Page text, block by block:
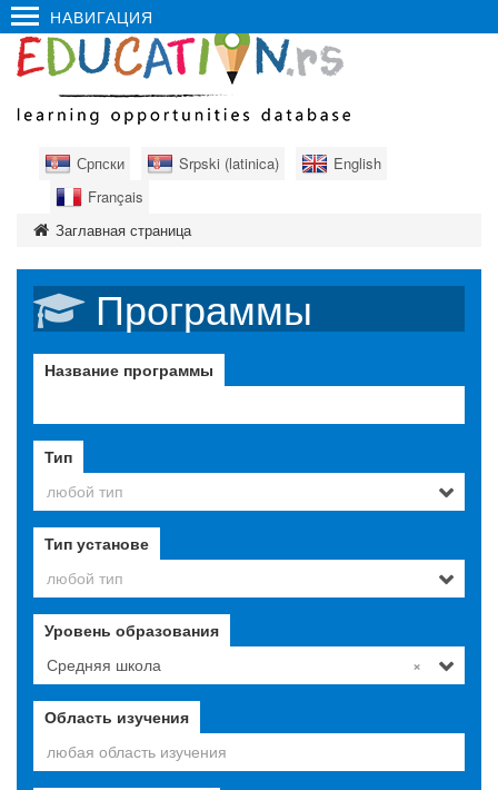
НАВИГАЦИЯ
Српски Srpski (latinica)
English
Français
Заглавная страница
Программы
Название программы
Тип
любой тип
Тип установе
любой тип
Уровень образования
×
Средняя школа
Область изучения